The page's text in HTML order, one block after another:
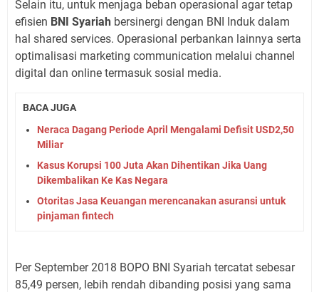
Selain itu, untuk menjaga beban operasional agar tetap
efisien BNI Syariah bersinergi dengan BNI Induk dalam
hal shared services. Operasional perbankan lainnya serta
optimalisasi marketing communication melalui channel
digital dan online termasuk sosial media.
BACA JUGA
Neraca Dagang Periode April Mengalami Defisit USD2,50
Miliar
Kasus Korupsi 100 Juta Akan Dihentikan Jika Uang
Dikembalikan Ke Kas Negara
Otoritas Jasa Keuangan merencanakan asuransi untuk
pinjaman fintech
Per September 2018 BOPO BNI Syariah tercatat sebesar
85,49 persen, lebih rendah dibanding posisi yang sama